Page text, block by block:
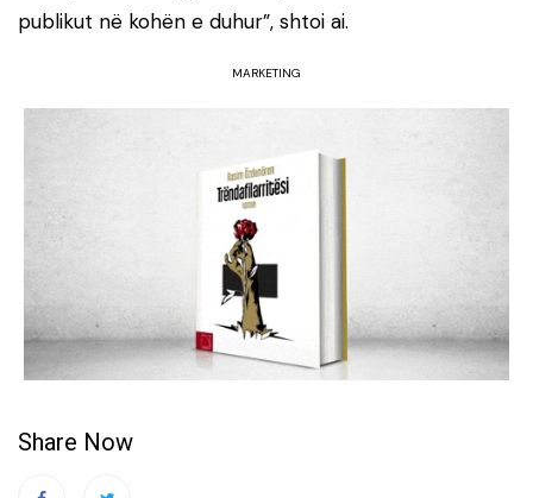
publikut në kohën e duhur”, shtoi ai.
MARKETING
Share Now